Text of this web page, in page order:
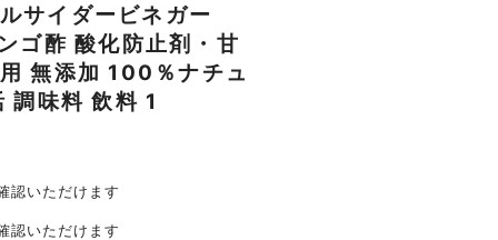
サイダービネガー
酢 酸化防止剤・甘
無添加 100％ナチュ
調味料 飲料 1
認いただけます
認いただけます